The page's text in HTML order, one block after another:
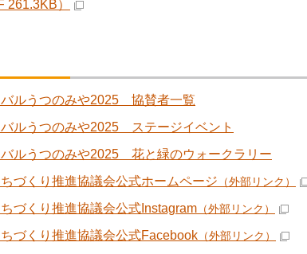
261.3KB）
ルうつのみや2025 協賛者一覧
ルうつのみや2025 ステージイベント
ルうつのみや2025 花と緑のウォークラリー
づくり推進協議会公式ホームページ （外部リンク）
づくり推進協議会公式Instagram （外部リンク）
づくり推進協議会公式Facebook （外部リンク）